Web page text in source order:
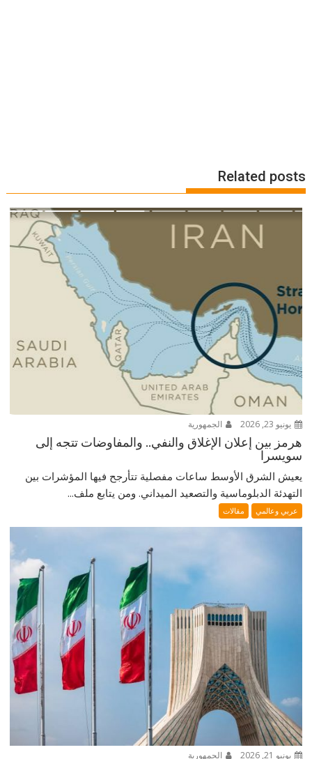
Related posts
يونيو 23, 2026 الجمهورية
هرمز بين إعلان الإغلاق والنفي.. والمفاوضات تتجه إلى
سويسرا
يعيش الشرق الأوسط ساعات مفصلية تتأرجح فيها المؤشرات بين
التهدئة الدبلوماسية والتصعيد الميداني. ومن يتابع ملف...
عربي وعالمي مقالات
يونيو 21, 2026 الجمهورية